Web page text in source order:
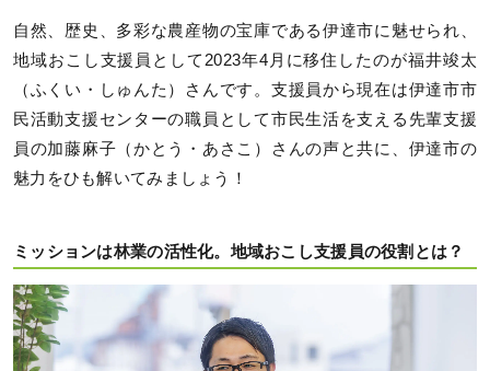
自然、歴史、多彩な農産物の宝庫である伊達市に魅せられ、
地域おこし支援員として2023年4月に移住したのが福井竣太
（ふくい・しゅんた）さんです。支援員から現在は伊達市市
民活動支援センターの職員として市民生活を支える先輩支援
員の加藤麻子（かとう・あさこ）さんの声と共に、伊達市の
魅力をひも解いてみましょう！
ミッションは林業の活性化。地域おこし支援員の役割とは？